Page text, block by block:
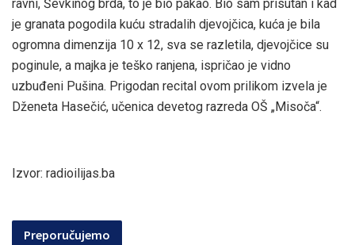
ravni, Ševkinog brda, to je bio pakao. Bio sam prisutan i kad
je granata pogodila kuću stradalih djevojčica, kuća je bila
ogromna dimenzija 10 x 12, sva se razletila, djevojčice su
poginule, a majka je teško ranjena, ispričao je vidno
uzbuđeni Pušina. Prigodan recital ovom prilikom izvela je
Dženeta Hasečić, učenica devetog razreda OŠ „Misoča“.
Izvor: radioilijas.ba
Preporučujemo